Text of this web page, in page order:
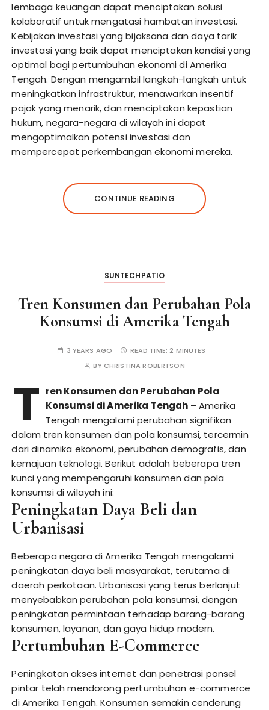
lembaga keuangan dapat menciptakan solusi
kolaboratif untuk mengatasi hambatan investasi.
Kebijakan investasi yang bijaksana dan daya tarik
investasi yang baik dapat menciptakan kondisi yang
optimal bagi pertumbuhan ekonomi di Amerika
Tengah. Dengan mengambil langkah-langkah untuk
meningkatkan infrastruktur, menawarkan insentif
pajak yang menarik, dan menciptakan kepastian
hukum, negara-negara di wilayah ini dapat
mengoptimalkan potensi investasi dan
mempercepat perkembangan ekonomi mereka.
CONTINUE READING
SUNTECHPATIO
Tren Konsumen dan Perubahan Pola
Konsumsi di Amerika Tengah
3 YEARS AGO READ TIME:2 MINUTES
BY CHRISTINA ROBERTSON
T ren Konsumen dan Perubahan Pola
Konsumsi di Amerika Tengah – Amerika
Tengah mengalami perubahan signifikan
dalam tren konsumen dan pola konsumsi, tercermin
dari dinamika ekonomi, perubahan demografis, dan
kemajuan teknologi. Berikut adalah beberapa tren
kunci yang mempengaruhi konsumen dan pola
konsumsi di wilayah ini:
Peningkatan Daya Beli dan
Urbanisasi
Beberapa negara di Amerika Tengah mengalami
peningkatan daya beli masyarakat, terutama di
daerah perkotaan. Urbanisasi yang terus berlanjut
menyebabkan perubahan pola konsumsi, dengan
peningkatan permintaan terhadap barang-barang
konsumen, layanan, dan gaya hidup modern.
Pertumbuhan E-Commerce
Peningkatan akses internet dan penetrasi ponsel
pintar telah mendorong pertumbuhan e-commerce
di Amerika Tengah. Konsumen semakin cenderung